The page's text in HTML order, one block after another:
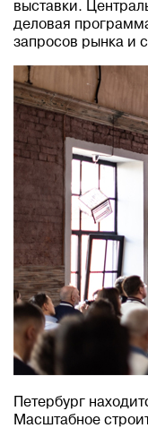
выставки.
деловая
запросов рынка и
Петербург
Масштабное